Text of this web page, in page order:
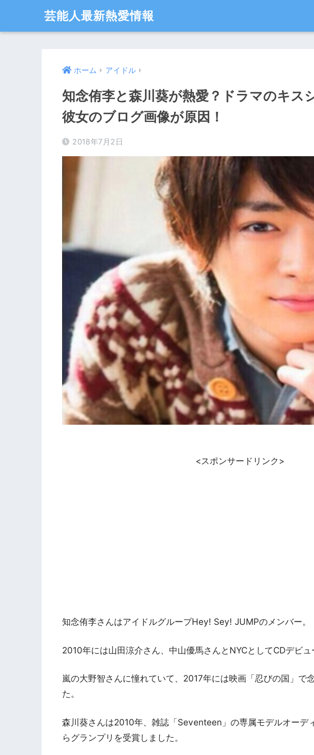
芸能人最新熱愛情報
ホーム アイドル
知念侑李と森川葵が熱愛？ドラマのキス
彼女のブログ画像が原因！
2018年7月2日
<スポンサードリンク>
知念侑李さんはアイドルグループHey! Sey! JUMPのメンバー。
2010年には山田涼介さん、中山優馬さんとNYCとしてCDデビュ
嵐の大野智さんに憧れていて、2017年には映画「忍びの国」で
た。
森川葵さんは2010年、雑誌「Seventeen」の専属モデルオーデ
らグランプリを受賞しました。